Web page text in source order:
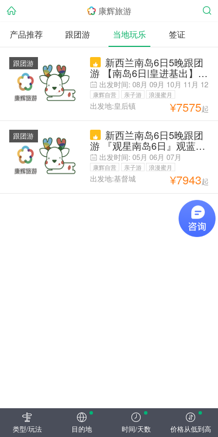
康辉旅游
产品推荐
跟团游 当地玩乐 签证
跟团游 新西兰南岛6日5晚跟团
游 【南岛6日|皇进基出】铁
发!2晚升钻&20年一手地接 |
蒂阿娜+但尼丁+奥马鲁+库
克山+特卡波 |打卡冰湖小镇
&毛利圆石&企鹅归巢&加赠
特色餐2晚1午(岩石烧烤/三
文鱼/特色黑金鲍)可选米尔
福德峡湾
出发时间: 08月 09月 10月 11月 12
月01月02月03月04月05月
康辉自营 亲子游
浪漫蜜月
父母安心游
出发地:皇后镇 ¥7575起
跟团游 新西兰南岛6日5晚跟团
游 『观星南岛6日』观蓝眼
企鹅，2晚升钻+送特色餐，
A线星空小镇+冰川直升
机，B线南端小镇
出发时间: 05月 06月 07月
康辉自营 亲子游
浪漫蜜月
父母安心游
出发地:基督城 ¥7943起
类型/玩法 目的地 时间/天数 价格从低到高